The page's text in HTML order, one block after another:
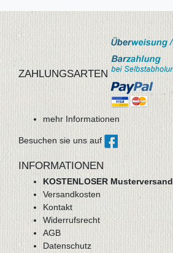
ZAHLUNGSARTEN
mehr Informationen
Besuchen sie uns auf
INFORMATIONEN
KOSTENLOSER Musterversand
Versandkosten
Kontakt
Widerrufsrecht
AGB
Datenschutz